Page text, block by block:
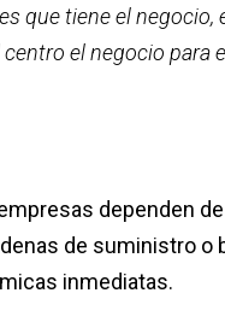
que tiene el
el negocio para
dependen
de suministro
inmediatas.